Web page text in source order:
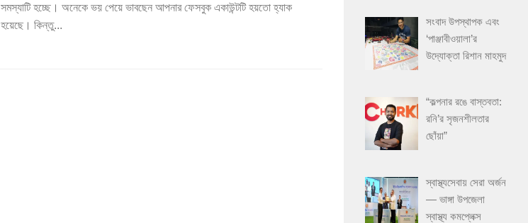
সমস্যাটি হচ্ছে। অনেকে ভয় পেয়ে ভাবছেন আপনার ফেসবুক একাউন্টটি হয়তো হ্যাক
হয়েছে। কিন্তু...
সংবাদ উপস্থাপক এবং
‘পাঞ্জাবীওয়ালা’র
উদ্যোক্তা রিশান মাহমুদ
“কল্পনার রঙে বাস্তবতা:
রনি’র সৃজনশীলতার
ছোঁয়া”
স্বাস্থ্যসেবায় সেরা অর্জন
— ভাঙ্গা উপজেলা
স্বাস্থ্য কমপ্লেক্স